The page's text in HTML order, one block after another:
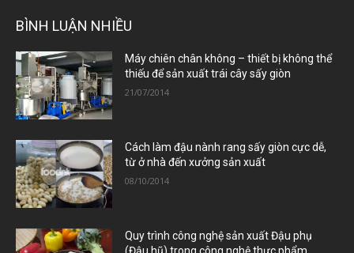
BÌNH LUẬN NHIỀU
Máy chiên chân không – thiết bị không thể
thiếu để sản xuất trái cây sấy giòn
21/07/2014
Cách làm đậu nành rang sấy giòn cực dễ,
từ ở nhà đến xưởng sản xuất
08/10/2014
Quy trình công nghệ sản xuất Đậu phụ
(Đậu hũ) trong công nghệ thực phẩm